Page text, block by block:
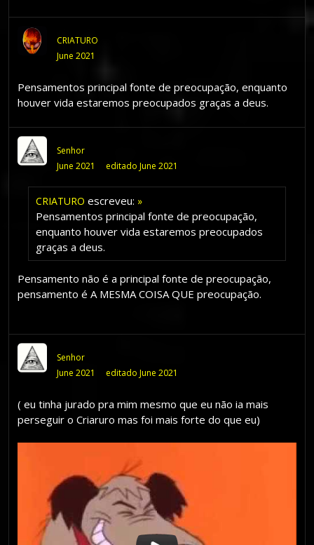
CRIATURO
June 2021
Pensamentos principal fonte de preocupação, enquanto
houver vida estaremos preocupados graças a deus.
Senhor
June 2021
editado June 2021
CRIATURO escreveu: »
Pensamentos principal fonte de preocupação,
enquanto houver vida estaremos preocupados
graças a deus.
Pensamento não é a principal fonte de preocupação,
pensamento é A MESMA COISA QUE preocupação.
Senhor
June 2021
editado June 2021
( eu tinha jurado pra mim mesmo que eu não ia mais
perseguir o Criaruro mas foi mais forte do que eu)